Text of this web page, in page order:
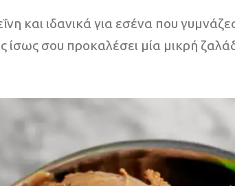
και ιδανικά για εσένα που
ίσως σου προκαλέσει μία μικρή